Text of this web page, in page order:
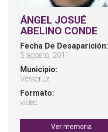
ÁNGEL JOSUÉ
ABELINO CONDE
Fecha De Desaparición:
5 agosto, 2011
Municipio:
Veracruz
Formato:
video
Ver memoria